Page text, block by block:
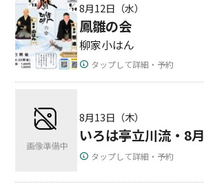
8月12日（水）
鳳雛の会
柳家小はん
タップして詳細・予約
8月13日（木）
いろは亭立川流・8月
タップして詳細・予約